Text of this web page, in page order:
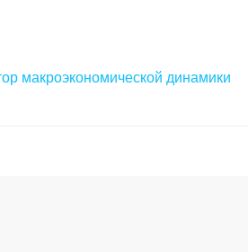
макроэкономической динамики